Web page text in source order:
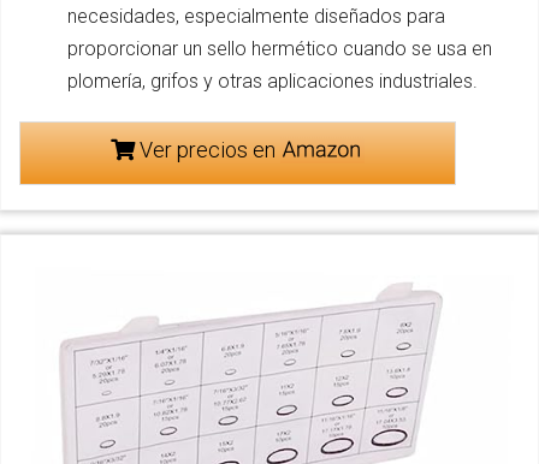
necesidades, especialmente diseñados para
proporcionar un sello hermético cuando se usa en
plomería, grifos y otras aplicaciones industriales.
Ver precios en